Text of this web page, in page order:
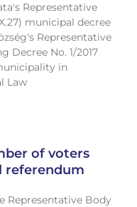
Representative
municipal decree
Representative
Decree No. 1/2017
in
Law
of voters
referendum
Representative Body